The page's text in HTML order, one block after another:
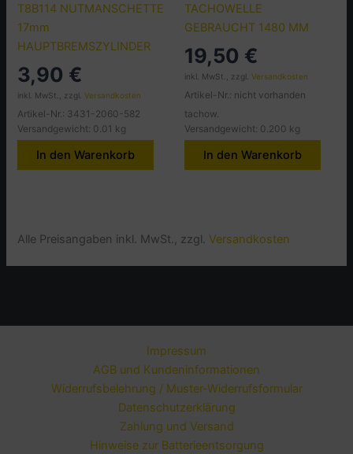
T8B114 NUTMANSCHETTE
17mm
HAUPTBREMSZYLINDER
3,90 €
inkl. MwSt., zzgl.Versandkosten
Artikel-Nr.: 3431-2060-582
Versandgewicht: 0.01 kg
In den Warenkorb
TACHOWELLE
GEBRAUCHT 1480 MM
19,50 €
inkl. MwSt., zzgl. Versandkosten
Artikel-Nr.: nicht vorhanden
tachow.
Versandgewicht: 0.200 kg
In den Warenkorb
Alle Preisangaben inkl. MwSt., zzgl.Versandkosten
Impressum
AGB und Kundeninformationen
Widerrufsbelehrung / Muster-Widerrufsformular
Datenschutzerklärung
Zahlung und Versand
Hinweise zur Batterieentsorgung